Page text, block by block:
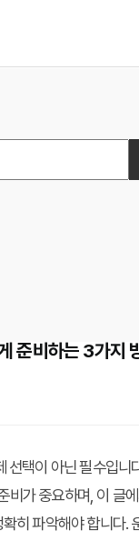
준비하는 3가지
택이 아닌 필수입니
비가 중요하며, 이
히 파악해야 합니다